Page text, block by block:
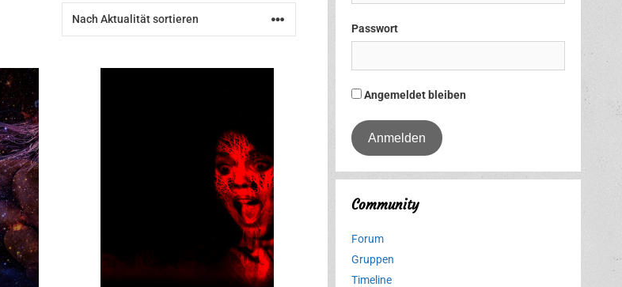
Passwort
Angemeldet bleiben
Community
Forum
Gruppen
Timeline